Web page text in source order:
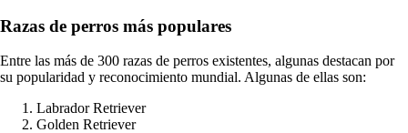
Razas de perros más populares
Entre las más de 300 razas de perros existentes, algunas destacan por
su popularidad y reconocimiento mundial. Algunas de ellas son:
Labrador Retriever
Golden Retriever